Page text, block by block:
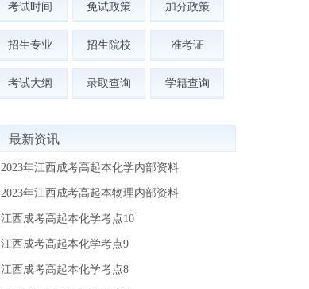
考试时间 免试政策 加分政策
招生专业 招生院校 准考证
考试大纲 录取查询 学籍查询
最新资讯
2023年江西成考高起本化学内部资料
2023年江西成考高起本物理内部资料
江西成考高起本化学考点10
江西成考高起本化学考点9
江西成考高起本化学考点8